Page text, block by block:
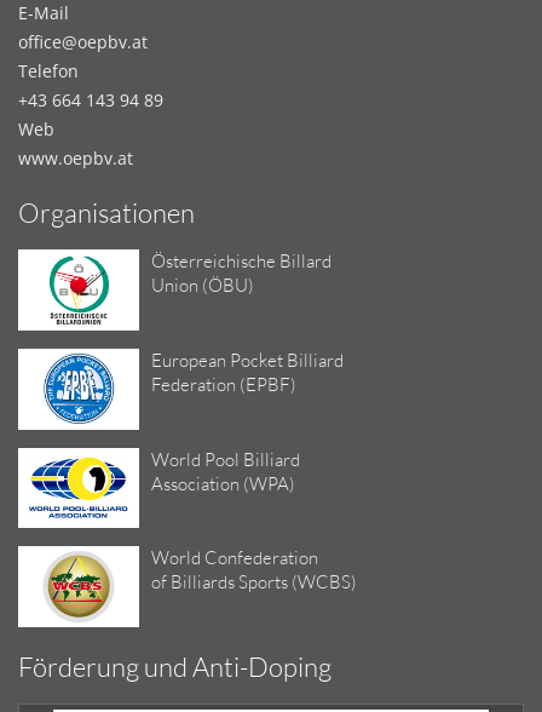
E-Mail
office@oepbv.at
Telefon
+43 664 143 94 89
Web
www.oepbv.at
Organisationen
Österreichische Billard
Union (ÖBU)
European Pocket Billiard
Federation (EPBF)
World Pool Billiard
Association (WPA)
World Confederation
of Billiards Sports (WCBS)
Förderung und Anti-Doping